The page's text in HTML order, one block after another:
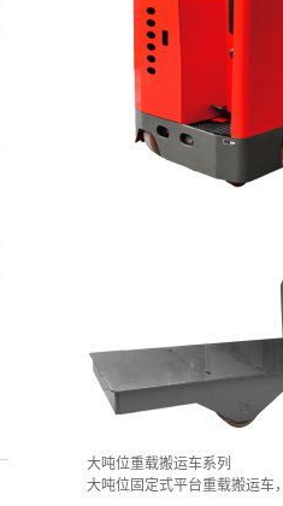
大吨位重载搬运车系列
大吨位固定式平台重载搬运车